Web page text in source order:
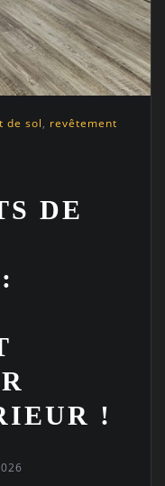
de sol, revêtement
DE
!